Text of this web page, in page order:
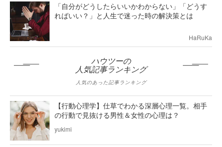
「自分がどうしたらいいかわからない」「どうす
ればいい？」と人生で迷った時の解決策とは
HaRuKa
ハウツーの
人気記事ランキング
人気のあった記事ランキング
【行動心理学】仕草でわかる深層心理一覧。相手
の行動で見抜ける男性＆女性の心理は？
yukimi